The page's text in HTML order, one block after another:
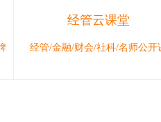
经管云课堂
经管/金融/财会/社科/名师公开